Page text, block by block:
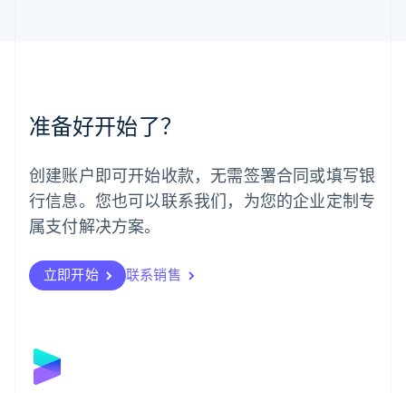
准备好开始了？
创建账户即可开始收款，无需签署合同或填写银
行信息。您也可以联系我们，为您的企业定制专
属支付解决方案。
立即开始 联系销售
挪威
葡萄牙
Português English
日本
日本語English
瑞典
瑞士
DeutschFrançais
English
斯洛文尼亚